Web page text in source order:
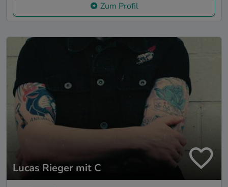
Zum Profil
Lucas Rieger mit C